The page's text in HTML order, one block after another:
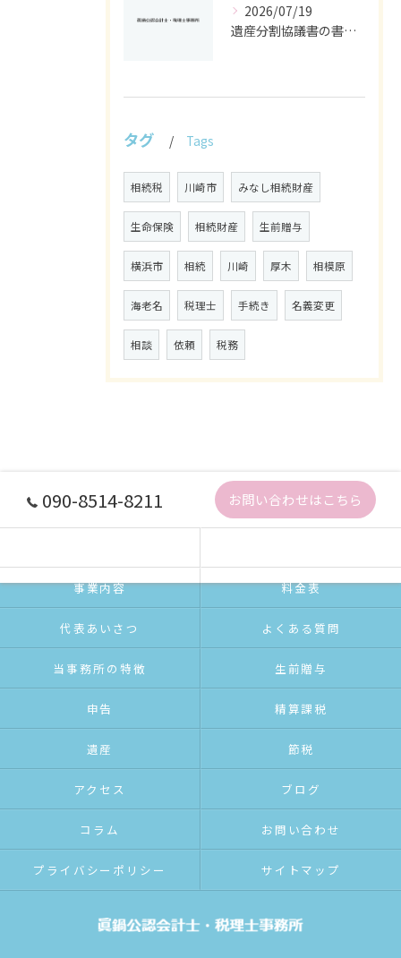
2026/07/19
遺産分割協議書の書き方と相続手続きを自分で進めるための実践ポイント
タグ Tags
相続税 川崎市 みなし相続財産
生命保険 相続財産 生前贈与
横浜市 相続 川崎 厚木 相模原
海老名 税理士 手続き 名義変更
相談 依頼 税務
090-8514-8211 お問い合わせはこちら
事業内容 料金表
代表あいさつ よくある質問
当事務所の特徴 生前贈与
申告 精算課税
遺産 節税
アクセス ブログ
コラム お問い合わせ
プライバシーポリシー サイトマップ